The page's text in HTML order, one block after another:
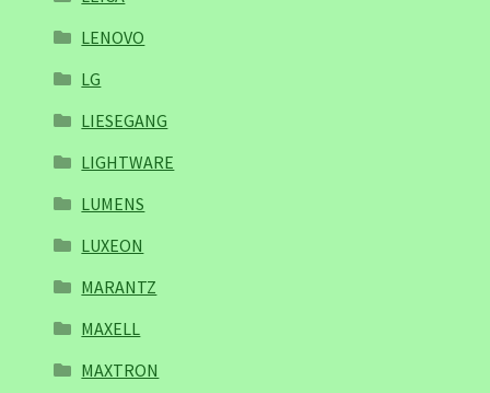
LENOVO
LG
LIESEGANG
LIGHTWARE
LUMENS
LUXEON
MARANTZ
MAXELL
MAXTRON